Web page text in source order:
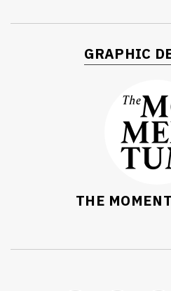
GRAPHIC
THE